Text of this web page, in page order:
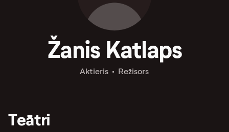
Žanis Katlaps
Aktieris Režisors
Teātri